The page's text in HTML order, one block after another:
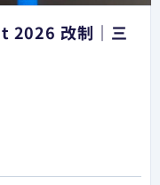
2026 改制｜三